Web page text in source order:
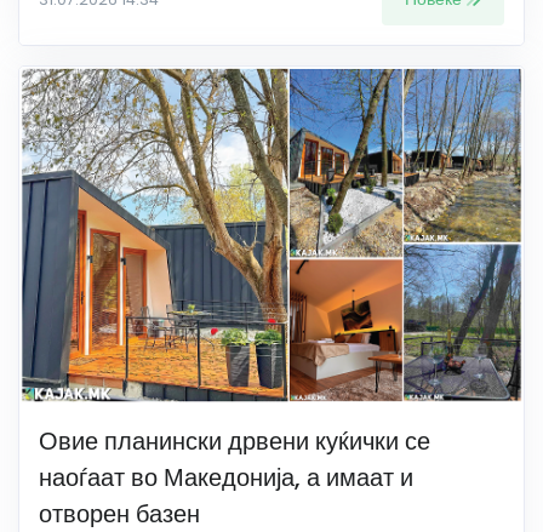
Овие планински дрвени куќички се
наоѓаат во Македонија, а имаат и
отворен базен